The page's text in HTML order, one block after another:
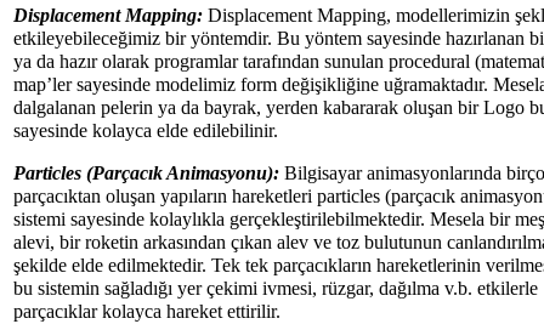
Displacement Mapping: Displacement Mapping, modellerimizin
etkileyebileceğimiz bir yöntemdir. Bu yöntem sayesinde hazırlanan
ya da hazır olarak programlar tarafından sunulan procedural
map’ler sayesinde modelimiz form değişikliğine uğramaktadır.
dalgalanan pelerin ya da bayrak, yerden kabararak oluşan bir Logo
sayesinde kolayca elde edilebilinir.
Particles (Parçacık Animasyonu): Bilgisayar animasyonlarında
parçacıktan oluşan yapıların hareketleri particles (parçacık
sistemi sayesinde kolaylıkla gerçekleştirilebilmektedir. Mesela bir
alevi, bir roketin arkasından çıkan alev ve toz bulutunun
şekilde elde edilmektedir. Tek tek parçacıkların hareketlerinin
bu sistemin sağladığı yer çekimi ivmesi, rüzgar, dağılma v.b. etkilerle
parçacıklar kolayca hareket ettirilir.